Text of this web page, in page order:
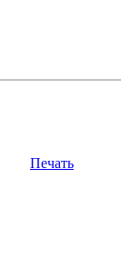
Печать